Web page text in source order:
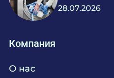
28.07.2026
Компания
О нас